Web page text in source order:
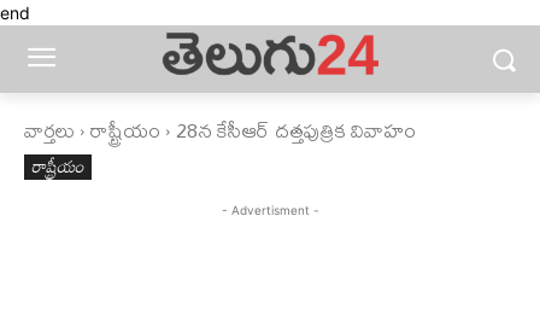
end
వార్తలు రాష్ట్రీయం 28న కేసీఆర్ దత్తపుత్రిక వివాహం
రాష్ట్రీయం
- Advertisment -